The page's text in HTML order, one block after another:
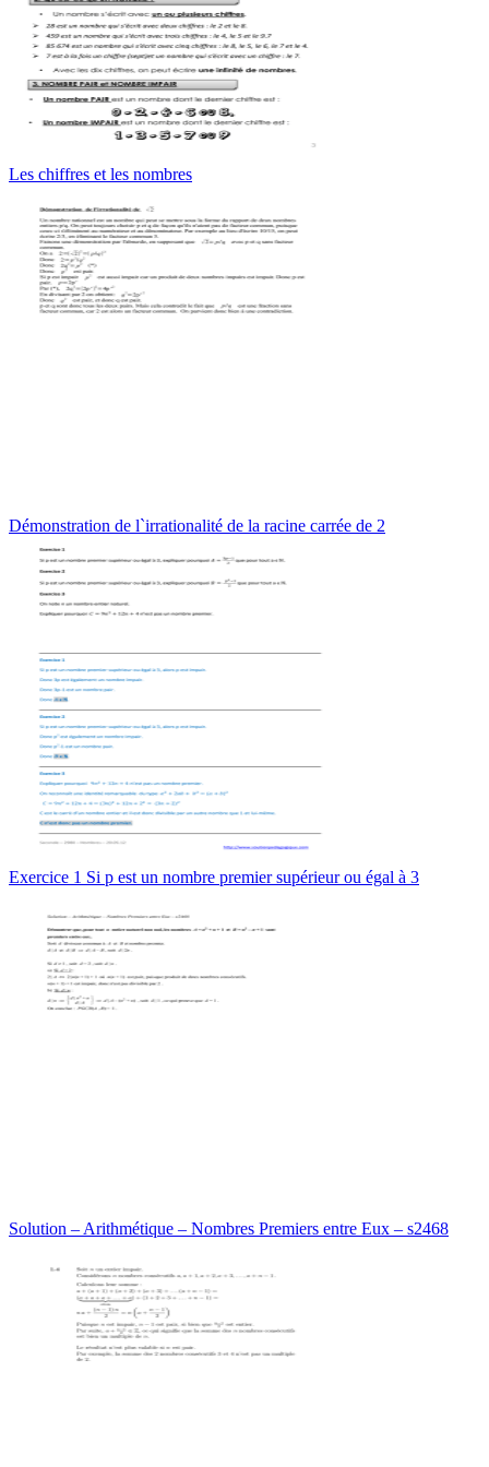
Les chiffres et les nombres
Démonstration de l`irrationalité de la racine carrée de 2
Exercice 1 Si p est un nombre premier supérieur ou égal à 3
Solution – Arithmétique – Nombres Premiers entre Eux – s2468